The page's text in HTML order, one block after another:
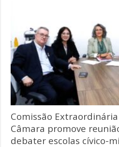
Comissão
Câmara promove
debater escolas cívico-